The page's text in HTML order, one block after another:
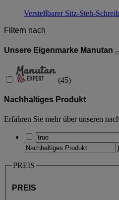
Verstellbarer Sitz-Steh-
Filtern nach
Unsere Eigenmarke Manutan
(45)
Nachhaltiges Produkt
Erfahren Sie mehr über unseren
PREIS
PREIS